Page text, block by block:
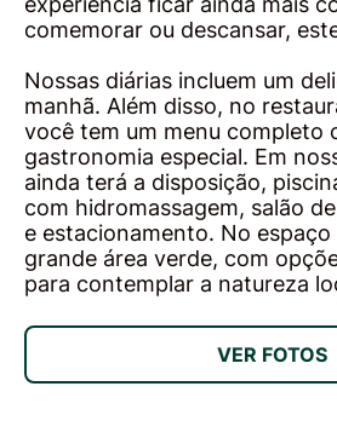
comemorar ou descansar,
Nossas diárias incluem um
manhã. Além disso, no
você tem um menu completo
gastronomia especial. Em
ainda terá a disposição,
com hidromassagem, salão
e estacionamento. No
grande área verde, com
para contemplar a natureza
VER FOTOS